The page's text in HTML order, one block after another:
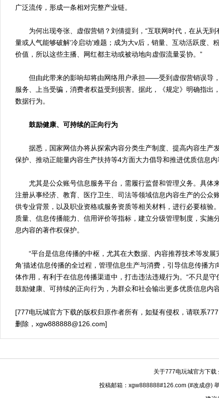
广泛流传，形成一条相对完整产业链。
为何出现夸张、虚假营销？刘倩提到，“互联网时代，在从无到
量或人气能够破解‘冷启动’难题；成为大v后，销量、互动活跃度、
价值，所以这些主播、网红都主动或被动地向虚假流量妥协。”
但由此带来的影响却将由网络用户承担——受到虚假营销误导，
服务、上当受骗，消费者权益受到损害。据此，《规定》明确指出
数据行为。
鼓励健康、可持续的正向行为
据悉，国家网信办将从探索内容分类生产制度、提高内容生产
保护、推动正能量内容生产扶持等4方面大力倡导和推进优质信息
尤其是公众账号信息服务平台，需履行监督和管理义务。具体
注册从事经济、教育、医疗卫生、司法等领域信息内容生产的公众
供专业背景，以及职业资格或服务资质等相关材料，进行必要核验
质量、信息传播能力、信用评价等指标，建立分级管理制度，实施
息内容的著作权保护。
“平台是信息传播的中枢，尤其在大数据、内容推荐技术等发展
角’描述信息传播的全过程，管理信息生产与消费，引导信息传播方
体作用，有利于在信息传播渠道中，打击违法违规行为。“不只是守
鼓励健康、可持续的正向行为，为群众和社会输出更多优质信息内
[777电玩城官方下载的版权归原作者所有，如疑有侵权，请联系
删除， xgw888888@126.com]
关于777电玩城官方下载
投稿邮箱：xgw888888#126.com (#改成@)